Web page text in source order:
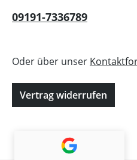
09191-7336789
Oder über unser
Vertrag widerrufen